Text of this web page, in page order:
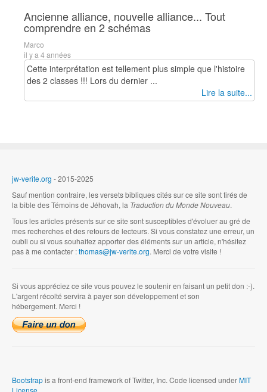
Ancienne alliance, nouvelle alliance... Tout
comprendre en 2 schémas
Marco
il y a 4 années
Cette interprétation est tellement plus simple que l'histoire
des 2 classes !!! Lors du dernier ...
Lire la suite...
jw-verite.org - 2015-2025
Sauf mention contraire, les versets bibliques cités sur ce site sont tirés de
la bible des Témoins de Jéhovah, la Traduction du Monde Nouveau.
Tous les articles présents sur ce site sont susceptibles d'évoluer au gré de
mes recherches et des retours de lecteurs. Si vous constatez une erreur, un
oubli ou si vous souhaitez apporter des éléments sur un article, n'hésitez
pas à me contacter :thomas@jw-verite.org. Merci de votre visite !
Si vous appréciez ce site vous pouvez le soutenir en faisant un petit don :-).
L'argent récolté servira à payer son développement et son
hébergement. Merci !
Bootstrapis a front-end framework of Twitter, Inc. Code licensed underMIT